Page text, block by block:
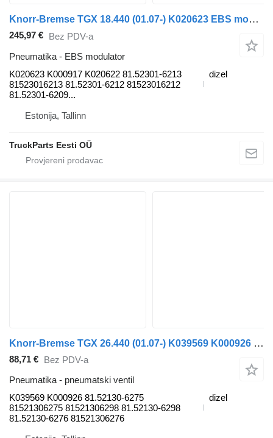
Knorr-Bremse TGX 18.440 (01.07-) K020623 EBS modulator za MAN TGL, TGM, TGS, TGX (2005-2021) tegljača
245,97 € Bez PDV-a
Pneumatika - EBS modulator
K020623 K000917 K020622 81.52301-6213
81523016213 81.52301-6212 81523016212
81.52301-6209...
dizel
Estonija, Tallinn
TruckParts Eesti OÜ
Knorr-Bremse TGX 26.440 (01.07-) K039569 K000926 pneumatski ventil za MAN TGL, TGM, TGS, TGX (2005-2021) tegljača
88,71 € Bez PDV-a
Pneumatika - pneumatski ventil
K039569 K000926 81.52130-6275
81521306275 81521306298 81.52130-6298
81.52130-6276 81521306276
dizel